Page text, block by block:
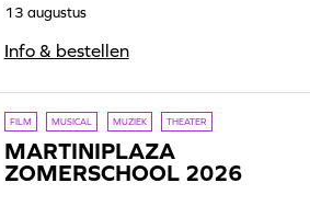
13 augustus
Info & bestellen
FILM MUSICAL MUZIEK THEATER
MARTINIPLAZA
ZOMERSCHOOL 2026